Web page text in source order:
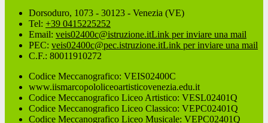
Dorsoduro, 1073 - 30123 - Venezia (VE)
Tel: +39 0415225252
Email: veis02400c@istruzione.itLink per inviare una mail
PEC: veis02400c@pec.istruzione.itLink per inviare una mail
C.F.: 80011910272
Codice Meccanografico: VEIS02400C
www.iismarcopololiceoartisticovenezia.edu.it
Codice Meccanografico Liceo Artistico: VESL02401Q
Codice Meccanografico Liceo Classico: VEPC02401Q
Codice Meccanografico Liceo Musicale: VEPC02401Q